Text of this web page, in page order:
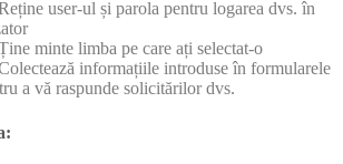
user-ul și parola pentru logarea dvs. în
minte limba pe care ați selectat-o
informațiile introduse în formularele
a vă raspunde solicitărilor dvs.